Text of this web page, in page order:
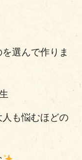
選んで作りま
も悩むほどの